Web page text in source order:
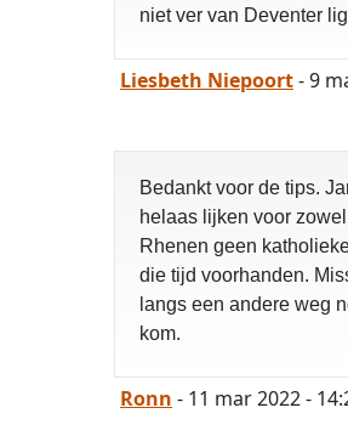
niet ver van Deventer
Liesbeth Niepoort- 9
Bedankt voor de tips.
helaas lijken voor
Rhenen geen
die tijd voorhanden.
langs een andere weg
kom.
Ronn - 11 mar 2022 -